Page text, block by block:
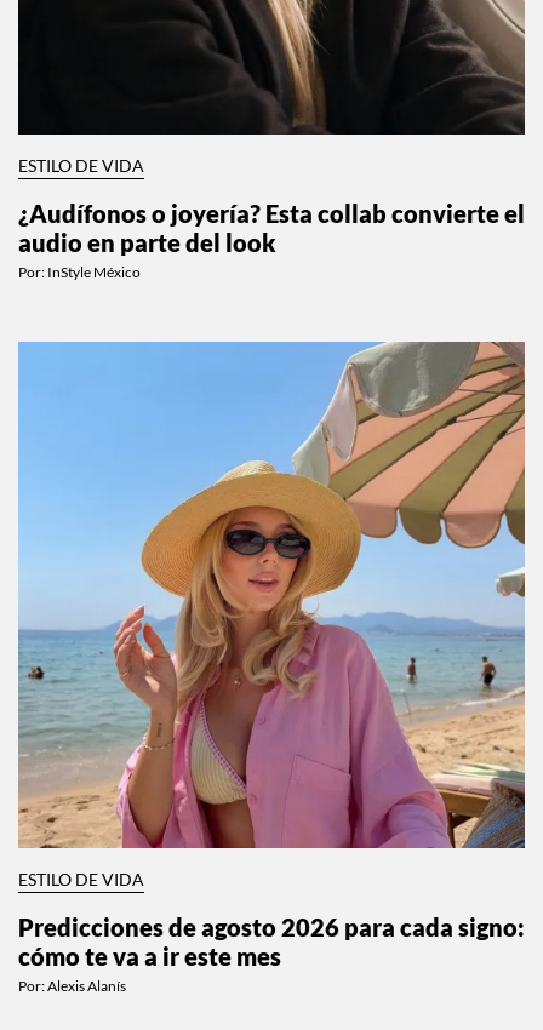
ESTILO DE VIDA
¿Audífonos o joyería? Esta collab convierte el
audio en parte del look
Por: InStyle México
ESTILO DE VIDA
Predicciones de agosto 2026 para cada signo:
cómo te va a ir este mes
Por:Alexis Alanís